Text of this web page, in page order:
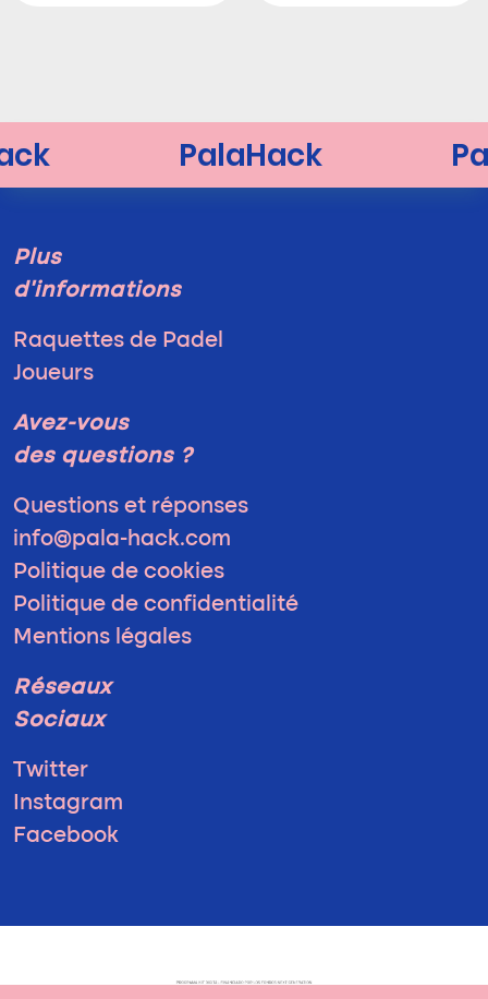
Plus
d'informations
Raquettes de Padel
Joueurs
Avez-vous
des questions ?
Questions et réponses
info@pala-hack.com
Politique de cookies
Politique de confidentialité
Mentions légales
Réseaux
Sociaux
Twitter
Instagram
Facebook